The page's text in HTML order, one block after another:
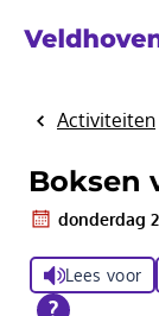
HomeActiviteiten
Boksen
donderdag
Lees voor